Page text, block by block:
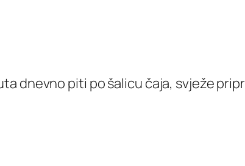
dnevno piti po šalicu čaja, svježe